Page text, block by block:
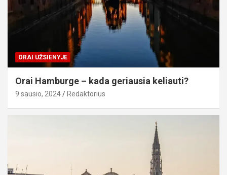
ORAI UŽSIENYJE
Orai Hamburge – kada geriausia keliauti?
9 sausio, 2024 Redaktorius